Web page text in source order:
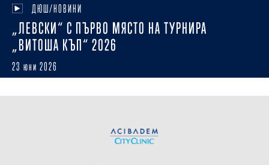
ДЮШ/НОВИНИ
„ЛЕВСКИ“ С ПЪРВО МЯСТО НА ТУРНИРА
„ВИТОША КЪП“ 2026
23 юни 2026